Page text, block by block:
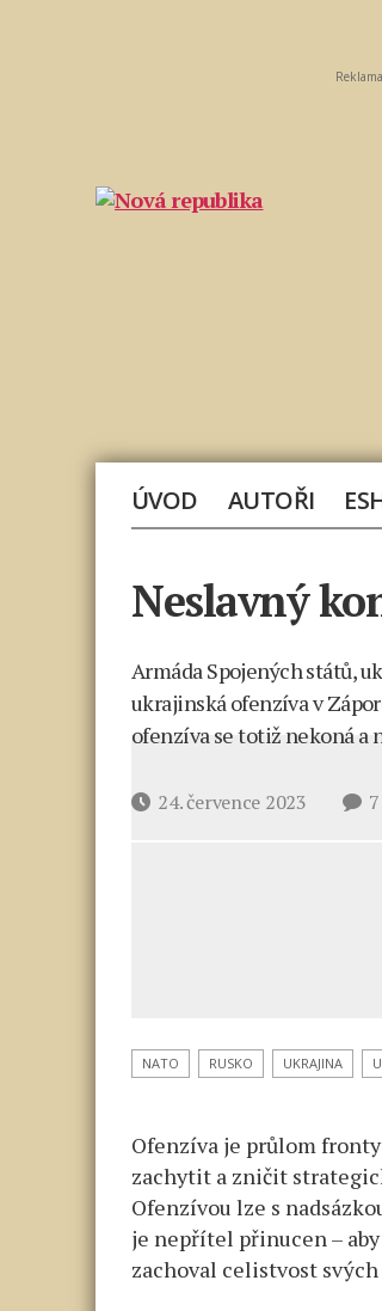
Reklama
ÚVOD AUTOŘI
Neslavný
Armáda Spojených států,
ukrajinská ofenzíva v
ofenzíva se totiž nekoná a
Datum24. července 2023
NATO RUSKO UKRAJINA
Ofenzíva je průlom
zachytit a zničit
Ofenzívou lze s
je nepřítel přinucen –
zachoval celistvost svých